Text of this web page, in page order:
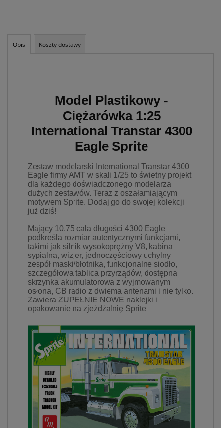
Opis Koszty dostawy
Model Plastikowy -
Ciężarówka 1:25
International Transtar 4300
Eagle Sprite
Zestaw modelarski International Transtar 4300
Eagle firmy AMT w skali 1/25 to świetny projekt
dla każdego doświadczonego modelarza
dużych zestawów. Teraz z oszałamiającym
motywem Sprite. Dodaj go do swojej kolekcji
już dziś!
Mający 10,75 cala długości 4300 Eagle
podkreśla rozmiar autentycznymi funkcjami,
takimi jak silnik wysokoprężny V8, kabina
sypialna, wizjer, jednoczęściowy uchylny
zespół maski/błotnika, funkcjonalne siodło,
szczegółowa tablica przyrządów, dostępna
skrzynka akumulatorowa z wyjmowanym
osłona, CB radio z dwiema antenami i nie tylko.
Zawiera ZUPEŁNIE NOWE naklejki i
opakowanie na zjeżdżalnię Sprite.
ramach naszych serwisów
mogą zostać zamieszczone
podczas korzystania z
naszych serwisów w
urządzeniu końcowym
Użytkownika mogą zostać
umieszczone pliki Cookies w
celu umożliwienia Ci
skorzystania ze
zintegrowanych
funkcjonalności (np.
Facebook, LinkedIn,
YouTube). Każdy z
dostawców określa zasady
prywatności w związku z
czym nie mamy wpływu na
prowadzoną przez
dostawców politykę
prywatności oraz
wykorzystywania przez nich
plików Cookies.
Wszelkie pytania oraz
zgłoszenia możesz kierować
Inspektora Ochrony Danych,
pod adres
marketing@kecja.pllub nr
telefonu+48 693 713 987.